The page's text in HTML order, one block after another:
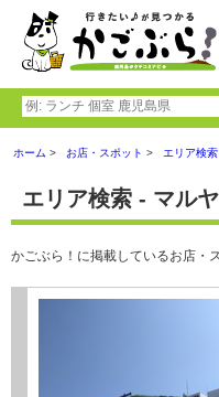
ホーム お店・スポット エリア検索
エリア検索 - マル
かごぶら！に掲載しているお店・